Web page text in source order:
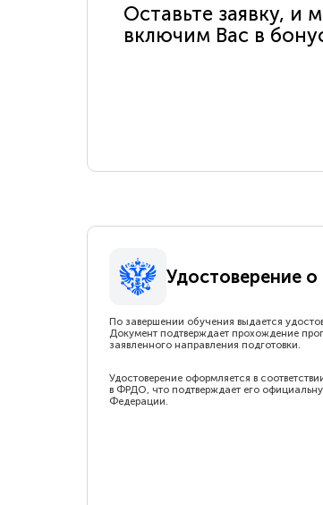
Оставьте заявку, и
включим Вас в
Удостоверение
По завершении обучения выдается
Документ подтверждает прохождение
заявленного направления подготовки.
Удостоверение оформляется в
в ФРДО, что подтверждает его
Федерации.